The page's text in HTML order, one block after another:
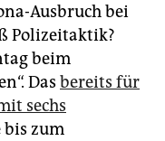
Ausbruch bei
Polizeitaktik?
beim
Das bereits für
sechs
bis zum